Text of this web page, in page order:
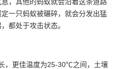
一只蚂蚁被碾碎，就会分发出猛
都处于攻击状态。
，更佳温度为25-30℃之间，土壤